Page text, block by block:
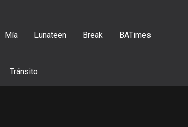
Mía Lunateen Break BATimes
Tránsito